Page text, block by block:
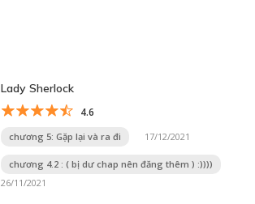
Lady Sherlock
4.6
chương 5: Gặp lại và ra đi 17/12/2021
chương 4.2 : ( bị dư chap nên đăng thêm ) :))))
26/11/2021